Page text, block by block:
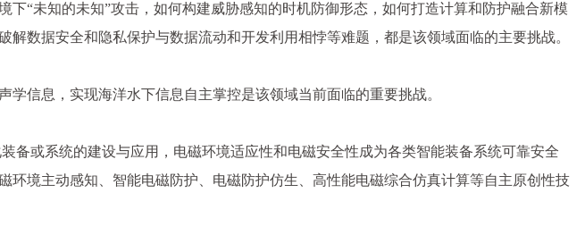
“未知的未知”攻击，如何构建威胁感知的时机防御形态，如何打造计算和防护融合新模
数据安全和隐私保护与数据流动和开发利用相悖等难题，都是该领域面临的主要挑战。
信息，实现海洋水下信息自主掌控是该领域当前面临的重要挑战。
备或系统的建设与应用，电磁环境适应性和电磁安全性成为各类智能装备系统可靠安全
境主动感知、智能电磁防护、电磁防护仿生、高性能电磁综合仿真计算等自主原创性技